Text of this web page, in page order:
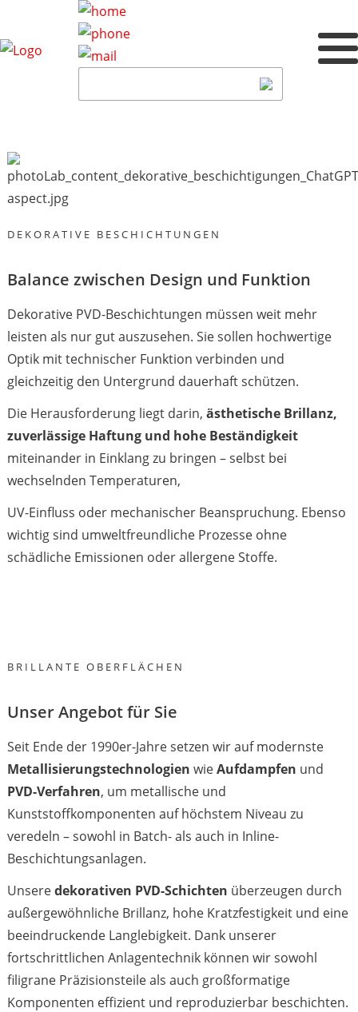
DEKORATIVE BESCHICHTUNGEN
Balance zwischen Design und Funktion
Dekorative PVD-Beschichtungen müssen weit mehr
leisten als nur gut auszusehen. Sie sollen hochwertige
Optik mit technischer Funktion verbinden und
gleichzeitig den Untergrund dauerhaft schützen.
Die Herausforderung liegt darin, ästhetische Brillanz,
zuverlässige Haftung und hohe Beständigkeit
miteinander in Einklang zu bringen – selbst bei
wechselnden Temperaturen,
UV-Einfluss oder mechanischer Beanspruchung. Ebenso
wichtig sind umweltfreundliche Prozesse ohne
schädliche Emissionen oder allergene Stoffe.
BRILLANTE OBERFLÄCHEN
Unser Angebot für Sie
Seit Ende der 1990er-Jahre setzen wir auf modernste
Metallisierungstechnologien wieAufdampfen und
PVD-Verfahren, um metallische und
Kunststoffkomponenten auf höchstem Niveau zu
veredeln – sowohl in Batch- als auch in Inline-
Beschichtungsanlagen.
Unseredekorativen PVD-Schichten überzeugen durch
außergewöhnliche Brillanz, hohe Kratzfestigkeit und eine
beeindruckende Langlebigkeit. Dank unserer
fortschrittlichen Anlagentechnik können wir sowohl
filigrane Präzisionsteile als auch großformatige
Komponenten effizient und reproduzierbar beschichten.